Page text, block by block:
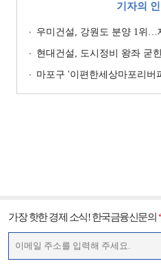
기자의
우미건설, 강원도 분양 1위…제주는 태왕
현대건설, 도시정비 왕좌 굳
마포구 '이편한세상마포리버파크' 32평,
가장 핫한 경제 소식! 한국금융신문의